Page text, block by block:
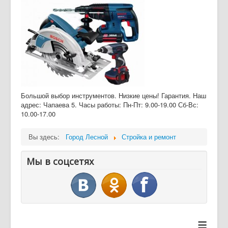
Дайджест СМИ
Объявления
Большой выбор инструментов. Низкие цены! Гарантия. Наш
адрес: Чапаева 5. Часы работы: Пн-Пт: 9.00-19.00 Сб-Вс:
10.00-17.00
Вы здесь: Город Лесной Стройка и ремонт
Мы в соцсетях
≡